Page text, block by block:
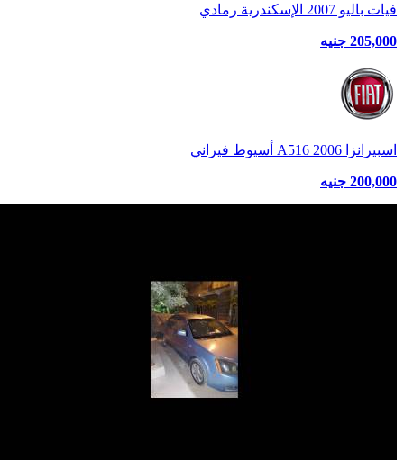
فيات باليو 2007 الإسكندرية رمادي
205,000 جنيه
اسبيرانزا A516 2006 أسيوط فيراني
200,000 جنيه